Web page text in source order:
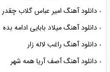
دانلود آهنگ امیر عباس گلاب چقدر
دانلود آهنگ میلاد بابایی ادامه بده
دانلود آهنگ راغب لاله زار
دانلود آهنگ آصف آریا همه شهر